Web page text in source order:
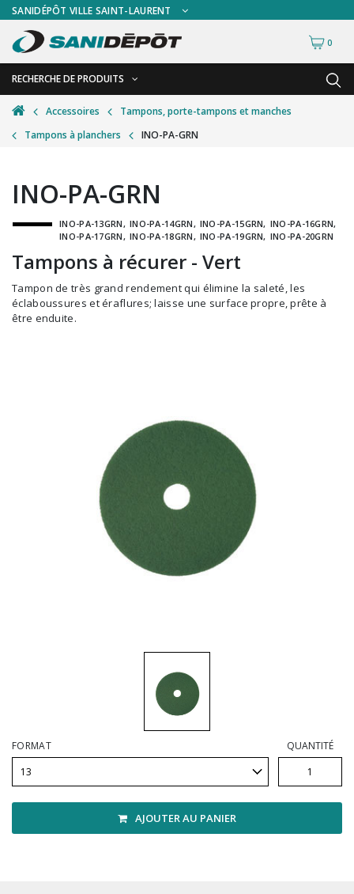
SANIDÉPÔT VILLE SAINT-LAURENT
0
RECHERCHE DE PRODUITS
RETOUR
Accessoires de sécurité
Accessoires pour le lavage de mur
Accessoires pour salles de bain
Autres accessoires
Balais et porte-poussières
Chariots et manutention
Distributrices et supports
Grattoirs, moutons et racloirs pour vitres/planchers
Guenilles et éponges
Hygiène personnelle
Microfibres et linges divers
Tampons, porte-tampons et manches
Vadrouilles, manches et cadres
RETOUR
Gants
Plexiglas
Signalisations
Test de diagnostic
Thermomètre
Vêtements de sécurité
Accessoires
Tampons, porte-tampons et manches
Tampons à planchers
INO-PA-GRN
INO-PA-GRN
INO-PA-13GRN INO-PA-14GRN INO-PA-15GRN INO-PA-16GRN
INO-PA-17GRN
INO-PA-18GRN INO-PA-19GRN INO-PA-20GRN
Tampons à récurer - Vert
Tampon de très grand rendement qui élimine la saleté, les
éclaboussures et éraflures; laisse une surface propre, prête à
être enduite.
FORMAT QUANTITÉ
AJOUTER AU PANIER